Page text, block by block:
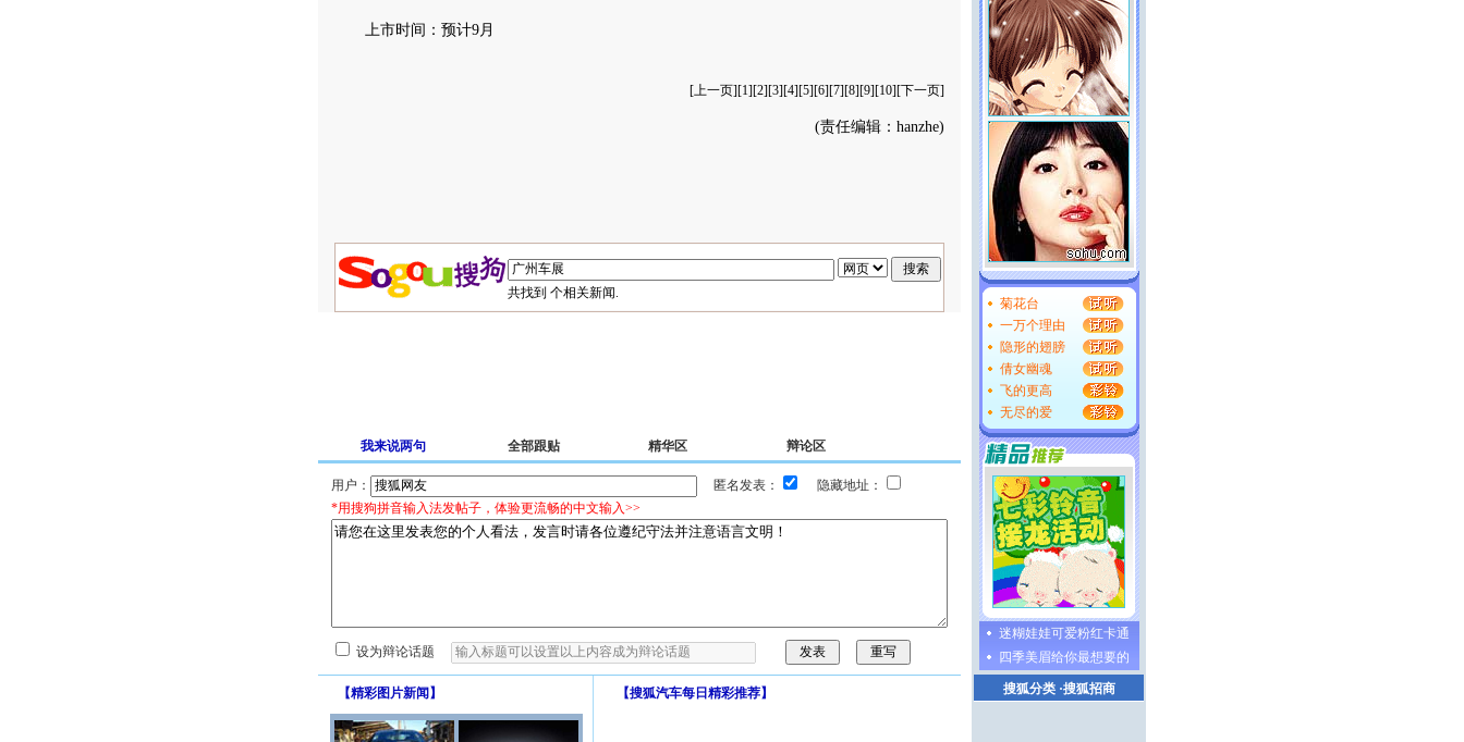
上市时间：预计9月
[上一页][1][2][3][4][5][6][7][8][9][10][下一页]
(责任编辑：hanzhe)
共找到 个相关新闻.
我来说两句 全部跟贴 精华区 辩论区
用户： 匿名发表：
隐藏地址：
*用搜狗拼音输入法发帖子，体验更流畅的中文输入>>
设为辩论话题
【精彩图片新闻 】 【搜狐汽车每日精彩推荐】
菊花台
一万个理由
隐形的翅膀
倩女幽魂
飞的更高
无尽的爱
迷糊娃娃可爱粉红卡通
四季美眉给你最想要的
搜狐分类·搜狐招商